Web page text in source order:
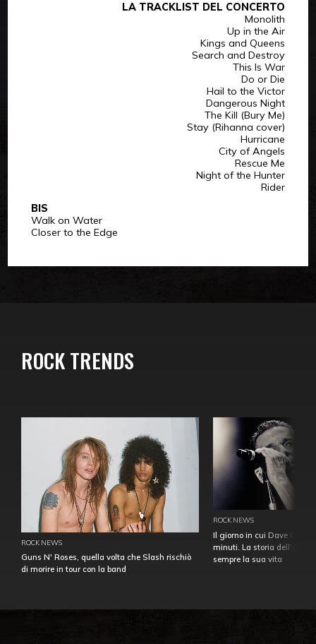
LA TRACKLIST DEL CONCERTO
Monolith
Up in the Air
Kings and Queens
Search and Destroy
This Is War
Do or Die
Hail to the Victor
Dangerous Night
The Kill (Bury Me)
Stay (Rihanna cover)
Hurricane
City of Angels
Rescue Me
Night of the Hunter
Rider
BIS
Walk on Water
Closer to the Edge
ROCK TRENDS
ROCK NEWS
Guns N' Roses, quella volta che Slash rischiò
di morire in tour con la band
ROCK NEWS
Il giorno in cui Dave
minuti. La storia
sempre la sua vita